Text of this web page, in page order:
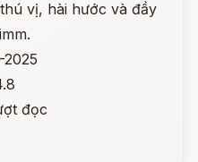
vị, hài hước và đầy
đọc